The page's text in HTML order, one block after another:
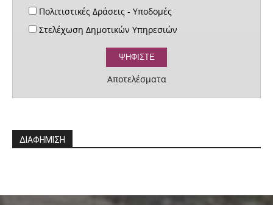
Πολιτιστικές Δράσεις - Υποδομές
Στελέχωση Δημοτικών Υπηρεσιών
Αποτελέσματα
ΔΙΑΦΗΜΙΣΗ